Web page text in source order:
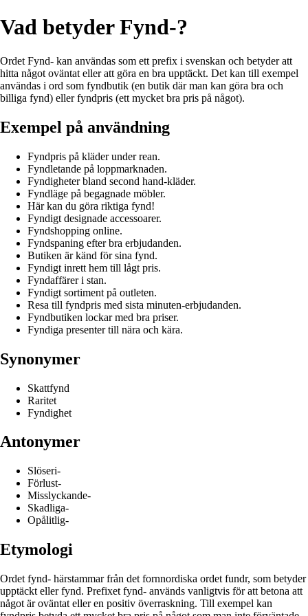
Vad betyder Fynd-?
Ordet Fynd- kan användas som ett prefix i svenskan och betyder att
hitta något oväntat eller att göra en bra upptäckt. Det kan till exempel
användas i ord som fyndbutik (en butik där man kan göra bra och
billiga fynd) eller fyndpris (ett mycket bra pris på något).
Exempel på användning
Fyndpris på kläder under rean.
Fyndletande på loppmarknaden.
Fyndigheter bland second hand-kläder.
Fyndläge på begagnade möbler.
Här kan du göra riktiga fynd!
Fyndigt designade accessoarer.
Fyndshopping online.
Fyndspaning efter bra erbjudanden.
Butiken är känd för sina fynd.
Fyndigt inrett hem till lågt pris.
Fyndaffärer i stan.
Fyndigt sortiment på outleten.
Resa till fyndpris med sista minuten-erbjudanden.
Fyndbutiken lockar med bra priser.
Fyndiga presenter till nära och kära.
Synonymer
Skattfynd
Raritet
Fyndighet
Antonymer
Slöseri-
Förlust-
Misslyckande-
Skadliga-
Opålitlig-
Etymologi
Ordet fynd- härstammar från det fornnordiska ordet fundr, som betyder
upptäckt eller fynd. Prefixet fynd- används vanligtvis för att betona att
något är oväntat eller en positiv överraskning. Till exempel kan